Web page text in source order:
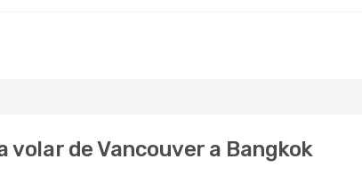
de Vancouver a Bangkok